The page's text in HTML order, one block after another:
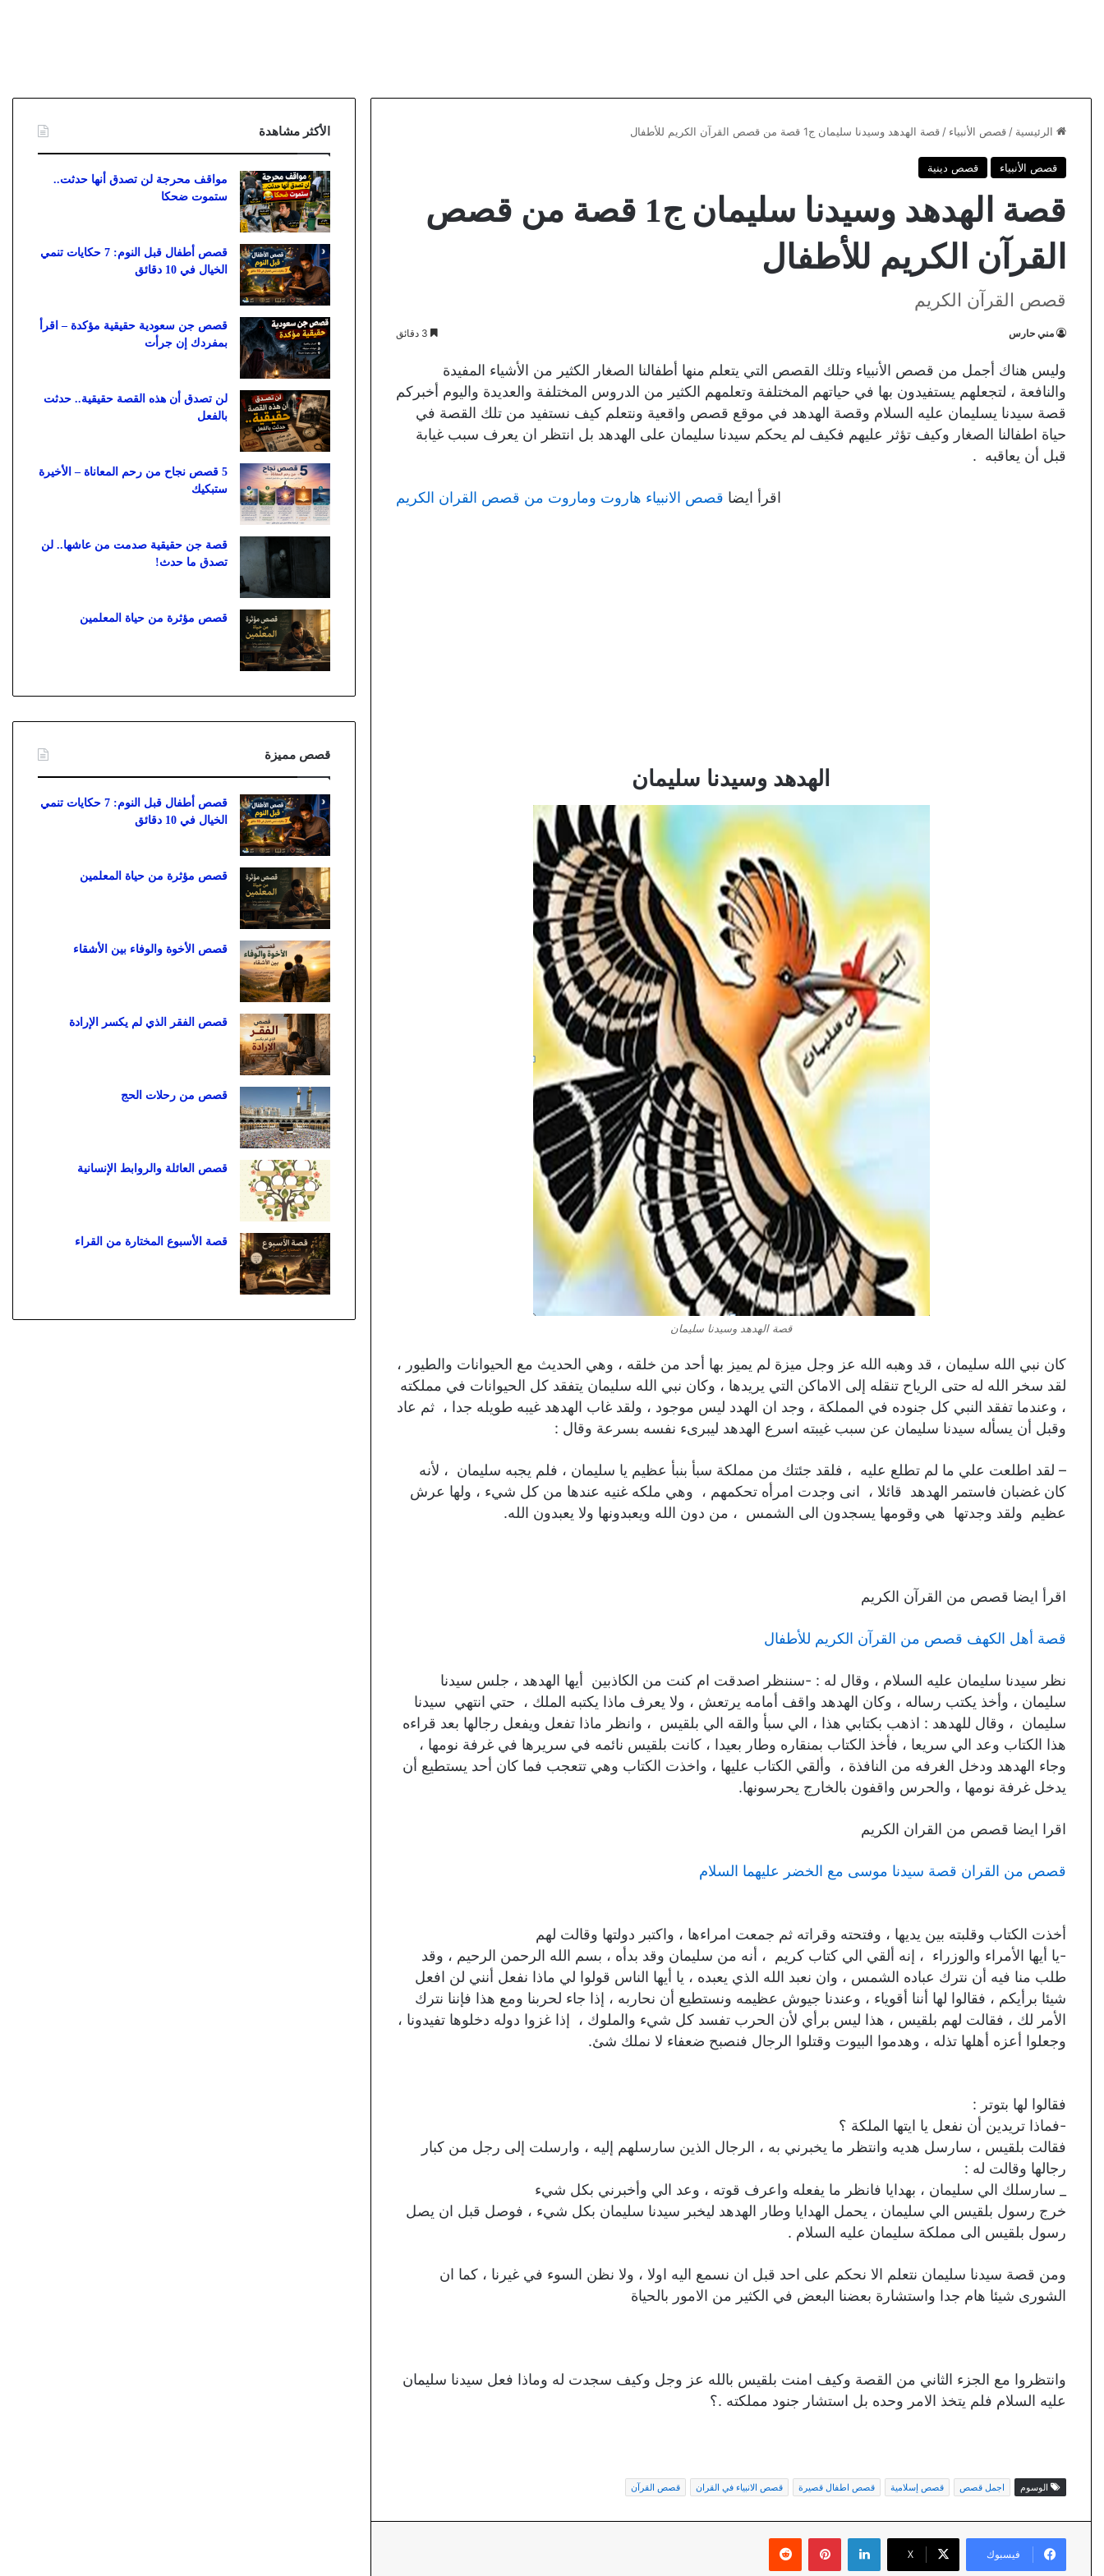
الرئيسية / قصص الأنبياء / قصة الهدهد وسيدنا سليمان ج1 قصة من قصص القرآن الكريم للأطفال
قصص الأنبياء قصص دينية
قصة الهدهد وسيدنا سليمان ج1 قصة من قصص
القرآن الكريم للأطفال
قصص القرآن الكريم
مني حارس
وليس هناك أجمل من قصص الأنبياء وتلك القصص التي يتعلم منها أطفالنا الصغار الكثير من الأشياء المفيدة
والنافعة ، لتجعلهم يستفيدون بها في حياتهم المختلفة وتعلمهم الكثير من الدروس المختلفة والعديدة واليوم أخبركم
قصة سيدنا يسليمان عليه السلام وقصة الهدهد في موقع قصص واقعية ونتعلم كيف نستفيد من تلك القصة في
حياة اطفالنا الصغار وكيف تؤثر عليهم فكيف لم يحكم سيدنا سليمان على الهدهد بل انتظر ان يعرف سبب غيابة
قبل أن يعاقبه .
اقرأ ايضا قصص الانبياء هاروت وماروت من قصص القران الكريم
الهدهد وسيدنا سليمان
قصة الهدهد وسيدنا سليمان
كان نبي الله سليمان ، قد وهبه الله عز وجل ميزة لم يميز بها أحد من خلقه ، وهي الحديث مع الحيوانات والطيور ،
لقد سخر الله له حتى الرياح تنقله إلى الاماكن التي يريدها ، وكان نبي الله سليمان يتفقد كل الحيوانات في مملكته
، وعندما تفقد النبي كل جنوده في المملكة ، وجد ان الهدد ليس موجود ، ولقد غاب الهدهد غيبه طويله جدا ، ثم عاد
وقبل أن يسأله سيدنا سليمان عن سبب غيبته اسرع الهدهد ليبرىء نفسه بسرعة وقال :
– لقد اطلعت علي ما لم تطلع عليه ، فلقد جئتك من مملكة سبأ بنبأ عظيم يا سليمان ، فلم يجبه سليمان ، لأنه
كان غضبان فاستمر الهدهد قائلا ، انى وجدت امرأه تحكمهم ، وهي ملكه غنيه عندها من كل شيء ، ولها عرش
عظيم ولقد وجدتها هي وقومها يسجدون الى الشمس ، من دون الله ويعبدونها ولا يعبدون الله.
اقرأ ايضا قصص من القرآن الكريم
قصة أهل الكهف قصص من القرآن الكريم للأطفال
نظر سيدنا سليمان عليه السلام ، وقال له : -سننظر اصدقت ام كنت من الكاذبين أيها الهدهد ، جلس سيدنا
سليمان ، وأخذ يكتب رساله ، وكان الهدهد واقف أمامه يرتعش ، ولا يعرف ماذا يكتبه الملك ، حتي انتهي سيدنا
سليمان ، وقال للهدهد : اذهب بكتابي هذا ، الي سبأ والقه الي بلقيس ، وانظر ماذا تفعل ويفعل رجالها بعد قراءه
هذا الكتاب وعد الي سريعا ، فأخذ الكتاب بمنقاره وطار بعيدا ، كانت بلقيس نائمه في سريرها في غرفة نومها ،
وجاء الهدهد ودخل الغرفه من النافذة ، وألقي الكتاب عليها ، واخذت الكتاب وهي تتعجب فما كان أحد يستطيع أن
يدخل غرفة نومها ، والحرس واقفون بالخارج يحرسونها.
اقرا ايضا قصص من القران الكريم
قصص من القران قصة سيدنا موسى مع الخضر عليهما السلام
أخذت الكتاب وقلبته بين يديها ، وفتحته وقراته ثم جمعت امراءها ، واكتبر دولتها وقالت لهم
-يا أيها الأمراء والوزراء ، إنه ألقي الي كتاب كريم ، أنه من سليمان وقد بدأه ، بسم الله الرحمن الرحيم ، وقد
طلب منا فيه أن نترك عباده الشمس ، وان نعبد الله الذي يعبده ، يا أيها الناس قولوا لي ماذا نفعل أنني لن افعل
شيئا برأيكم ، فقالوا لها أننا أقوياء ، وعندنا جيوش عظيمه ونستطيع أن نحاربه ، إذا جاء لحربنا ومع هذا فإننا نترك
الأمر لك ، فقالت لهم بلقيس ، هذا ليس برأي لأن الحرب تفسد كل شيء والملوك ، إذا غزوا دوله دخلوها تفيدونا ،
وجعلوا أعزه أهلها تذله ، وهدموا البيوت وقتلوا الرجال فنصبح ضعفاء لا نملك شئ.
فقالوا لها بتوتر :
-فماذا تريدين أن نفعل يا ايتها الملكة ؟
فقالت بلقيس ، سارسل هديه وانتظر ما يخبرني به ، الرجال الذين سارسلهم إليه ، وارسلت إلى رجل من كبار
رجالها وقالت له :
_ سارسلك الي سليمان ، بهدايا فانظر ما يفعله واعرف قوته ، وعد الي وأخبرني بكل شيء
خرج رسول بلقيس الي سليمان ، يحمل الهدايا وطار الهدهد ليخبر سيدنا سليمان بكل شيء ، فوصل قبل ان يصل
رسول بلقيس الى مملكة سليمان عليه السلام .
ومن قصة سيدنا سليمان نتعلم الا نحكم على احد قبل ان نسمع اليه اولا ، ولا نظن السوء في غيرنا ، كما ان
الشورى شيئا هام جدا واستشارة بعضنا البعض في الكثير من الامور بالحياة
وانتظروا مع الجزء الثاني من القصة وكيف امنت بلقيس بالله عز وجل وكيف سجدت له وماذا فعل سيدنا سليمان
عليه السلام فلم يتخذ الامر وحده بل استشار جنود مملكته .؟
الوسوم اجمل قصص قصص إسلامية قصص اطفال قصيرة قصص الانبياء في القران قصص القرآن
فيسبوك X
لينكدإن بينتيريست
الأكثر مشاهدة
مواقف محرجة لن تصدق أنها حدثت..
ستموت ضحكا
قصص أطفال قبل النوم: 7 حكايات تنمي
الخيال في 10 دقائق
قصص جن سعودية حقيقية مؤكدة – اقرأ
بمفردك إن جرأت
لن تصدق أن هذه القصة حقيقية.. حدثت
بالفعل
5 قصص نجاح من رحم المعاناة – الأخيرة
ستبكيك
قصة جن حقيقية صدمت من عاشها.. لن
تصدق ما حدث!
قصص مؤثرة من حياة المعلمين
قصص مميزة
قصص أطفال قبل النوم: 7 حكايات تنمي
الخيال في 10 دقائق
قصص مؤثرة من حياة المعلمين
قصص الأخوة والوفاء بين الأشقاء
قصص الفقر الذي لم يكسر الإرادة
قصص من رحلات الحج
قصص العائلة والروابط الإنسانية
قصة الأسبوع المختارة من القراء